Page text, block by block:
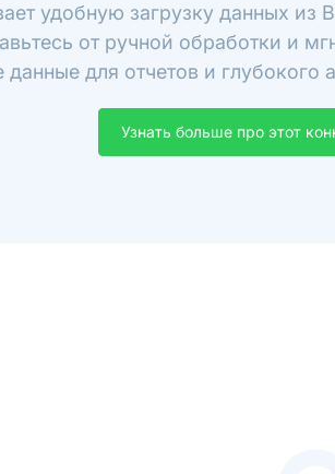
удобную загрузку данных из
от ручной обработки и
данные для отчетов и глубокого
Узнать больше про этот